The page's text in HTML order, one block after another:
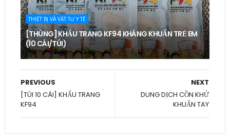
THIẾT BỊ VÀ VẬT TƯ Y TẾ
[THÙNG] KHẨU TRANG KF94 KHÁNG KHUẨN TRẺ EM
(10 CÁI/TÚI)
NEXT
DUNG DỊCH CỒN KHỬ
KHUẨN TAY
PREVIOUS
[TÚI 10 CÁI] KHẨU TRANG
KF94